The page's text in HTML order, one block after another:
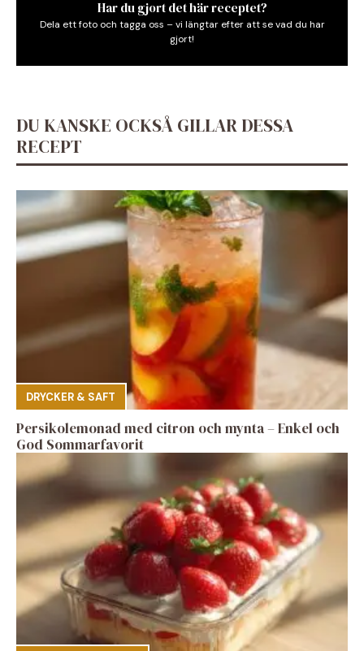
Har du gjort det här receptet?
Dela ett foto och tagga oss – vi längtar efter att se vad du har
gjort!
DU KANSKE OCKSÅ GILLAR DESSA
RECEPT
DRYCKER & SAFT
Persikolemonad med citron och mynta – Enkel och
God Sommarfavorit